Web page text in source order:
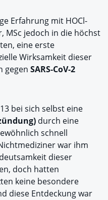
Erfahrung mit HOCl-
MSc jedoch in die höchst
eine erste
Wirksamkeit dieser
gegen SARS-CoV-2
bei sich selbst eine
durch eine
schnell
war ihm
dieser
doch hatten
keine besondere
diese Entdeckung war